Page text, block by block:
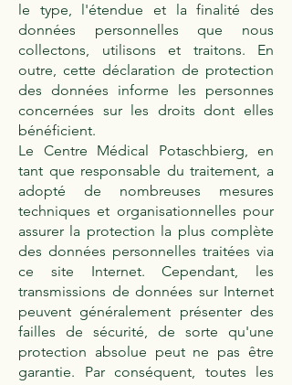
le type, l'étendue et la finalité des
données personnelles que nous
collectons, utilisons et traitons. En
outre, cette déclaration de protection
des données informe les personnes
concernées sur les droits dont elles
bénéficient.
Le Centre Médical Potaschbierg, en
tant que responsable du traitement, a
adopté de nombreuses mesures
techniques et organisationnelles pour
assurer la protection la plus complète
des données personnelles traitées via
ce site Internet. Cependant, les
transmissions de données sur Internet
peuvent généralement présenter des
failles de sécurité, de sorte qu'une
protection absolue peut ne pas être
garantie. Par conséquent, toutes les